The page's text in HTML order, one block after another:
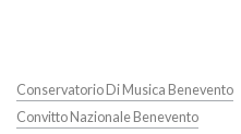
Conservatorio Di Musica Benevento
Convitto Nazionale Benevento